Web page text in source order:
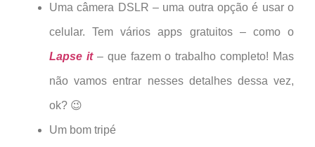
Uma câmera DSLR – uma outra opção é usar o
celular. Tem vários apps gratuitos – como o
Lapse it– que fazem o trabalho completo! Mas
não vamos entrar nesses detalhes dessa vez,
ok? 😉
Um bom tripé